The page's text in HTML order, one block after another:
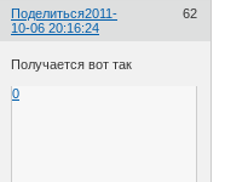
Поделиться 62
2011-
10-06 20:16:24
Получается вот так
0